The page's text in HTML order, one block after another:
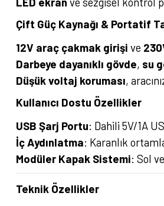
Çift Güç Kaynağı & Portatif
12V araç çakmak girişi ve
Darbeye dayanıklı gövde, su
Düşük voltaj koruması,
Kullanıcı Dostu Özellikler
USB Şarj Portu: Dahili 5V/1A
İç Aydınlatma: Karanlık
Modüler Kapak Sistemi: Sol
Teknik Özellikler